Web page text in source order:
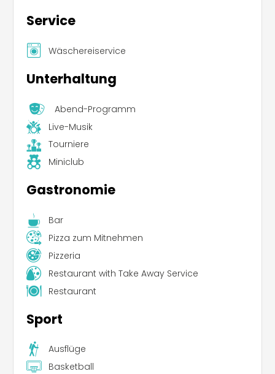
Service
Wäschereiservice
Unterhaltung
Abend-Programm
Live-Musik
Tourniere
Miniclub
Gastronomie
Bar
Pizza zum Mitnehmen
Pizzeria
Restaurant with Take Away Service
Restaurant
Sport
Ausflüge
Basketball